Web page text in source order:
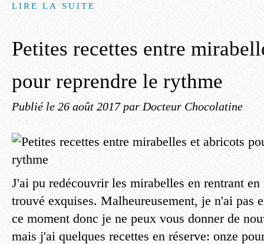
LIRE LA SUITE
Petites recettes entre
pour reprendre le rythme
Publié le 26 août 2017 par Docteur Chocolatine
J'ai pu redécouvrir les mirabelles en rentrant
trouvé exquises. Malheureusement, je n'ai pas
ce moment donc je ne peux vous donner de
mais j'ai quelques recettes en réserve: onze